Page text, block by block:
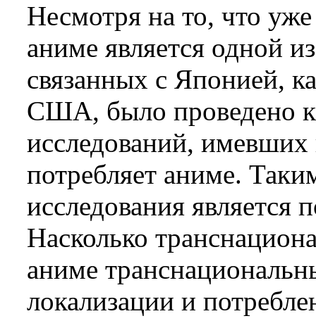
Несмотря на то, что уже
аниме является одной
связанных с Японией,
США, было проведено
исследований, имевших
потребляет аниме.
исследования является
Насколько
аниме
локализации и